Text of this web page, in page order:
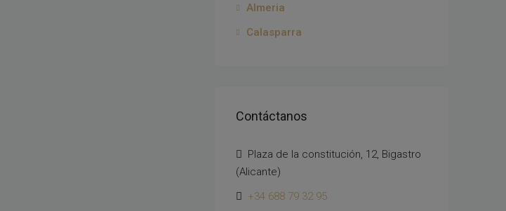
Almeria
Calasparra
Contáctanos
Plaza de la constitución, 12, Bigastro
(Alicante)
+34 688 79 32 95